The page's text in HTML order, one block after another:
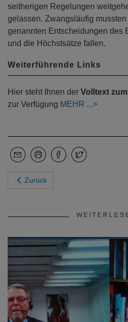
seitherigen Regelungen
gelassen. Zwangsläufig
genannten Entscheidungen des
und die Höchstsätze fallen.
Weiterführende Links
Hier steht Ihnen der Volltext
zur Verfügung MEHR
Zurück